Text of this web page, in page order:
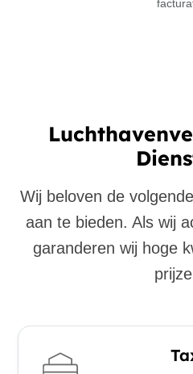
Wij beloven de
aan te bieden. Als wij
garanderen wij hoge